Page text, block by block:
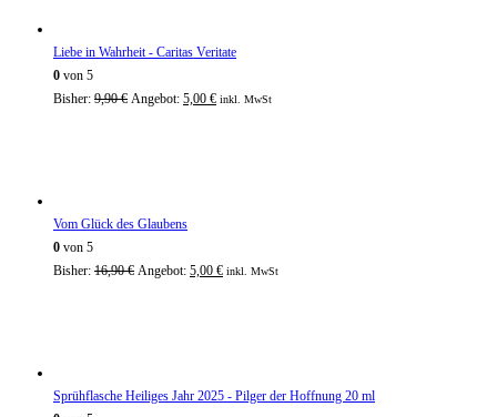
Liebe in Wahrheit - Caritas Veritate
0 von 5
Bisher: 9,90€ Angebot: 5,00 € inkl. MwSt
Vom Glück des Glaubens
0 von 5
Bisher: 16,90€ Angebot: 5,00 € inkl. MwSt
Sprühflasche Heiliges Jahr 2025 - Pilger der Hoffnung 20 ml